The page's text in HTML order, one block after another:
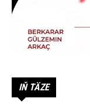
IŇ TÄZE